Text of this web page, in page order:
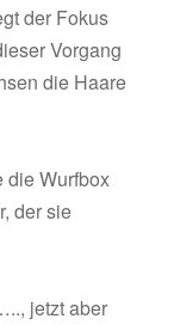
der Fokus
Vorgang
die Haare
die Wurfbox
der sie
jetzt aber